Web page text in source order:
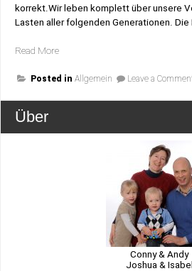
korrekt.Wir leben komplett über unsere
Lasten aller folgenden Generationen.
Read More„Erbe
unsere
Posted in Allgemein Leave a
Über
Conny & Andy
Joshua & Isabel